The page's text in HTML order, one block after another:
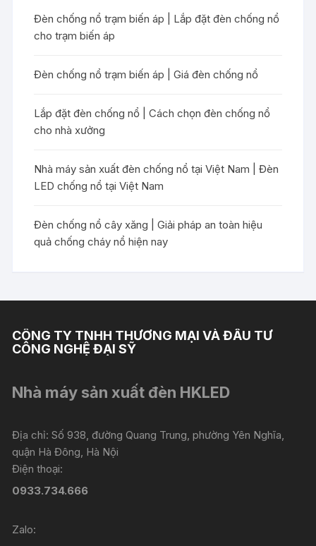
Đèn chống nổ trạm biến áp | Lắp đặt đèn chống nổ
cho trạm biến áp
Đèn chống nổ trạm biến áp | Giá đèn chống nổ
Lắp đặt đèn chống nổ | Cách chọn đèn chống nổ
cho nhà xưởng
Nhà máy sản xuất đèn chống nổ tại Việt Nam | Đèn
LED chống nổ tại Việt Nam
Đèn chống nổ cây xăng | Giải pháp an toàn hiệu
quả chống cháy nổ hiện nay
CÔNG TY TNHH THƯƠNG MẠI VÀ ĐẦU TƯ
CÔNG NGHỆ ĐẠI SỸ
Nhà máy sản xuất đèn HKLED
Địa chỉ: Số 938, đường Quang Trung, phường Yên Nghĩa,
quận Hà Đông, Hà Nội
Điện thoại:
0933.734.666
Zalo: